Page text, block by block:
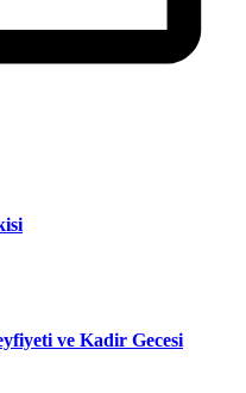
ve Kadir Gecesi